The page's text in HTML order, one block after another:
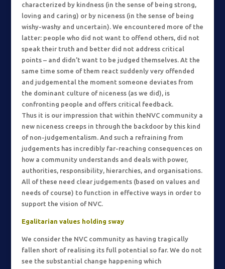
characterized by kindness (in the sense of being strong,
loving and caring) or by niceness (in the sense of being
wishy-washy and uncertain). We encountered more of the
latter: people who did not want to offend others, did not
speak their truth and better did not address critical
points – and didn’t want to be judged themselves. At the
same time some of them react suddenly very offended
and judgemental the moment someone deviates from
the dominant culture of niceness (as we did), is
confronting people and offers critical feedback.
Thus it is our impression that within theNVC community a
new niceness creeps in through the backdoor by this kind
of non-judgementalism. And such a refraining from
judgements has incredibly far-reaching consequences on
how a community understands and deals with power,
authorities, responsibility, hierarchies, and organisations.
All of these need clear judgements (based on values and
needs of course) to function in effective ways in order to
support the vision of NVC.
Egalitarian values holding sway
We consider the NVC community as having tragically
fallen short of realising its full potential so far. We do not
see the substantial change happening which